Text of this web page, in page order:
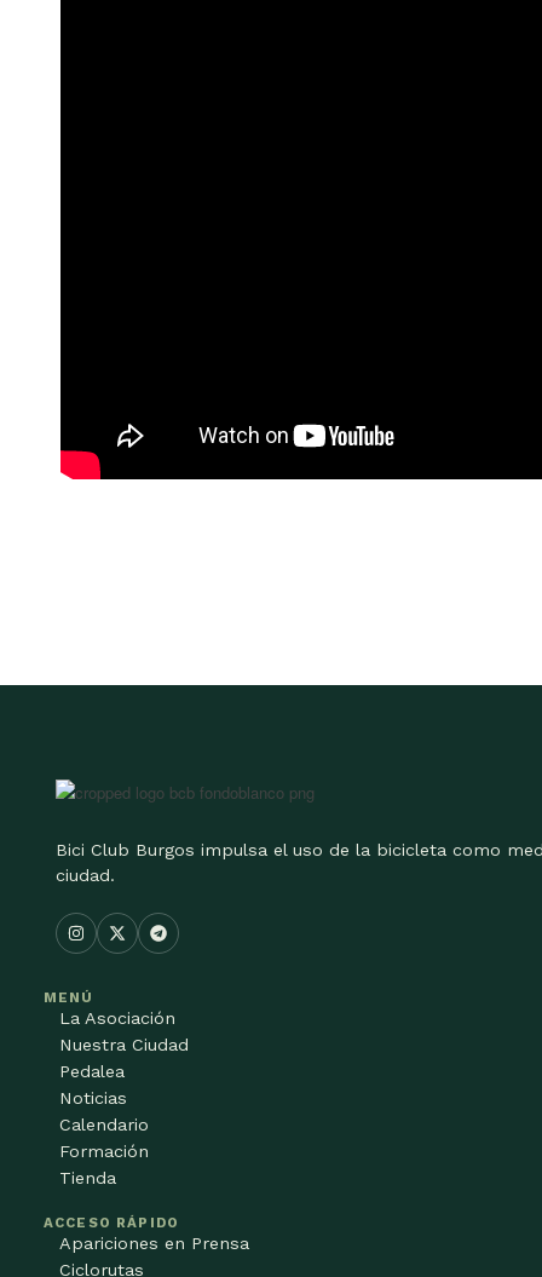
Bici Club Burgos impulsa el uso de la bicicleta como
ciudad.
MENÚ
La Asociación
Nuestra Ciudad
Pedalea
Noticias
Calendario
Formación
Tienda
ACCESO RÁPIDO
Apariciones en Prensa
Ciclorutas